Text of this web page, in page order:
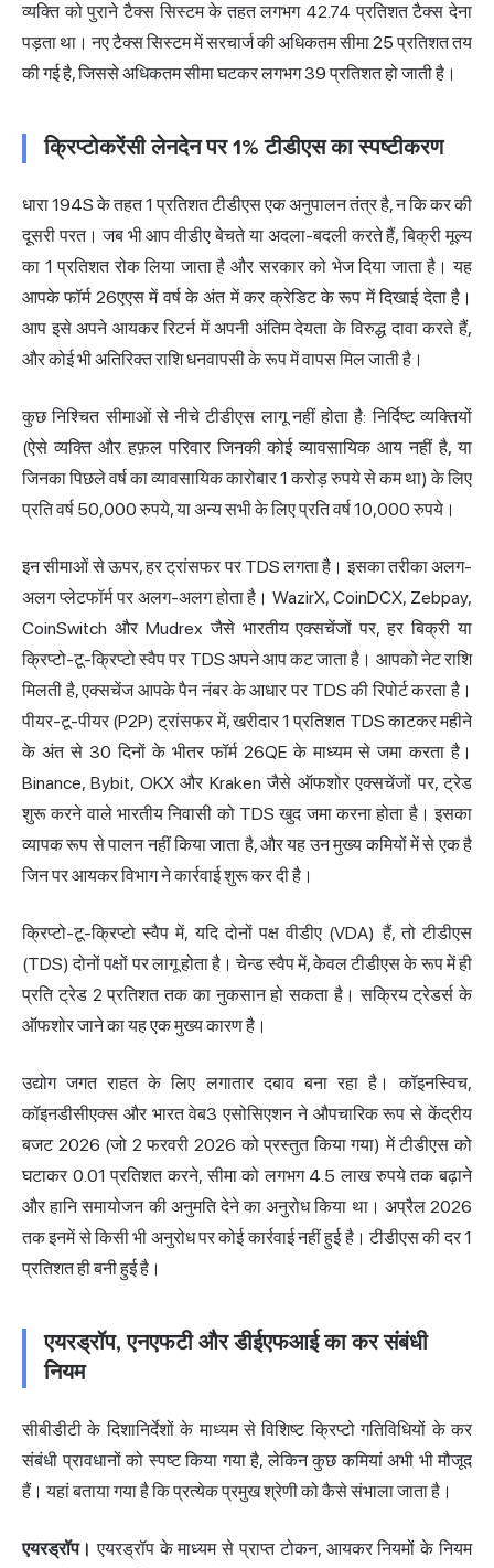
व्यक्ति को पुराने टैक्स सिस्टम के तहत लगभग 42.74 प्रतिशत टैक्स देना
पड़ता था। नए टैक्स सिस्टम में सरचार्ज की अधिकतम सीमा 25 प्रतिशत तय
की गई है, जिससे अधिकतम सीमा घटकर लगभग 39 प्रतिशत हो जाती है।
क्रिप्टोकरेंसी लेनदेन पर 1% टीडीएस का स्पष्टीकरण
धारा 194S के तहत 1 प्रतिशत टीडीएस एक अनुपालन तंत्र है, न कि कर की
दूसरी परत। जब भी आप वीडीए बेचते या अदला-बदली करते हैं, बिक्री मूल्य
का 1 प्रतिशत रोक लिया जाता है और सरकार को भेज दिया जाता है। यह
आपके फॉर्म 26एएस में वर्ष के अंत में कर क्रेडिट के रूप में दिखाई देता है।
आप इसे अपने आयकर रिटर्न में अपनी अंतिम देयता के विरुद्ध दावा करते हैं,
और कोई भी अतिरिक्त राशि धनवापसी के रूप में वापस मिल जाती है।
कुछ निश्चित सीमाओं से नीचे टीडीएस लागू नहीं होता है: निर्दिष्ट व्यक्तियों
(ऐसे व्यक्ति और हफ़ल परिवार जिनकी कोई व्यावसायिक आय नहीं है, या
जिनका पिछले वर्ष का व्यावसायिक कारोबार 1 करोड़ रुपये से कम था) के लिए
प्रति वर्ष 50,000 रुपये, या अन्य सभी के लिए प्रति वर्ष 10,000 रुपये।
इन सीमाओं से ऊपर, हर ट्रांसफर पर TDS लगता है। इसका तरीका अलग-
अलग प्लेटफॉर्म पर अलग-अलग होता है।WazirX, CoinDCX, Zebpay,
CoinSwitch और Mudrex जैसे भारतीय एक्सचेंजों पर, हर बिक्री या
क्रिप्टो-टू-क्रिप्टो स्वैप पर TDS अपने आप कट जाता है। आपको नेट राशि
मिलती है, एक्सचेंज आपके पैन नंबर के आधार पर TDS की रिपोर्ट करता है।
पीयर-टू-पीयर (P2P) ट्रांसफर में, खरीदार 1 प्रतिशत TDS काटकर महीने
के अंत से 30 दिनों के भीतर फॉर्म 26QE के माध्यम से जमा करता है।
Binance, Bybit, OKX और Kraken जैसे ऑफशोर एक्सचेंजों पर, ट्रेड
शुरू करने वाले भारतीय निवासी को TDS खुद जमा करना होता है। इसका
व्यापक रूप से पालन नहीं किया जाता है, और यह उन मुख्य कमियों में से एक है
जिन पर आयकर विभाग ने कार्रवाई शुरू कर दी है।
क्रिप्टो-टू-क्रिप्टो स्वैप में, यदि दोनों पक्ष वीडीए (VDA) हैं, तो टीडीएस
(TDS) दोनों पक्षों पर लागू होता है। चेन्ड स्वैप में, केवल टीडीएस के रूप में ही
प्रति ट्रेड 2 प्रतिशत तक का नुकसान हो सकता है। सक्रिय ट्रेडर्स के
ऑफशोर जाने का यह एक मुख्य कारण है।
उद्योग जगत राहत के लिए लगातार दबाव बना रहा है। कॉइनस्विच,
कॉइनडीसीएक्स और भारत वेब3 एसोसिएशन ने औपचारिक रूप से केंद्रीय
बजट 2026 (जो 2 फरवरी 2026 को प्रस्तुत किया गया) में टीडीएस को
घटाकर 0.01 प्रतिशत करने, सीमा को लगभग 4.5 लाख रुपये तक बढ़ाने
और हानि समायोजन की अनुमति देने का अनुरोध किया था। अप्रैल 2026
तक इनमें से किसी भी अनुरोध पर कोई कार्रवाई नहीं हुई है। टीडीएस की दर 1
प्रतिशत ही बनी हुई है।
एयरड्रॉप, एनएफटी और डीईएफआई का कर संबंधी
नियम
सीबीडीटी के दिशानिर्देशों के माध्यम से विशिष्ट क्रिप्टो गतिविधियों के कर
संबंधी प्रावधानों को स्पष्ट किया गया है, लेकिन कुछ कमियां अभी भी मौजूद
हैं। यहां बताया गया है कि प्रत्येक प्रमुख श्रेणी को कैसे संभाला जाता है।
एयरड्रॉप। एयरड्रॉप के माध्यम से प्राप्त टोकन, आयकर नियमों के नियम